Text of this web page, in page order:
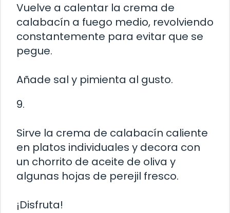
Vuelve a calentar la crema de
calabacín a fuego medio, revolviendo
constantemente para evitar que se
pegue.
Añade sal y pimienta al gusto.
9.
Sirve la crema de calabacín caliente
en platos individuales y decora con
un chorrito de aceite de oliva y
algunas hojas de perejil fresco.
¡Disfruta!